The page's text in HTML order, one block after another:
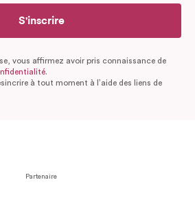
S'inscrire
vous affirmez avoir pris connaissance de
à tout moment à l’aide des liens de
Partenaire